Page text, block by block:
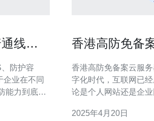
线路
防护容
企业在不同
攻击（百
香港高防免备
香港高防免备案云服务器
字化时代，互联网已
论是个人网站还是企
服务器成为了保护网
2025年4月20日